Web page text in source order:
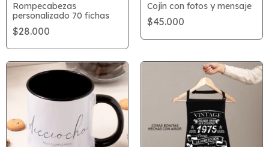
Rompecabezas
personalizado 70 fichas
$28.000
Cojín con fotos y mensaje
$45.000